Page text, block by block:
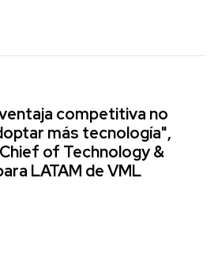
competitiva no
más tecnología",
of Technology &
LATAM de VML